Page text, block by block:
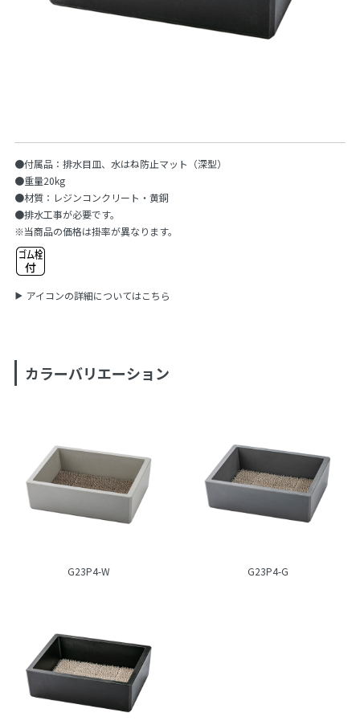
●付属品：排水目皿、水はね防止マット（深型）
●重量20kg
●材質：レジンコンクリート・黄銅
●排水工事が必要です。
※当商品の価格は掛率が異なります。
アイコンの詳細についてはこちら
カラーバリエーション
G23P4-W G23P4-G